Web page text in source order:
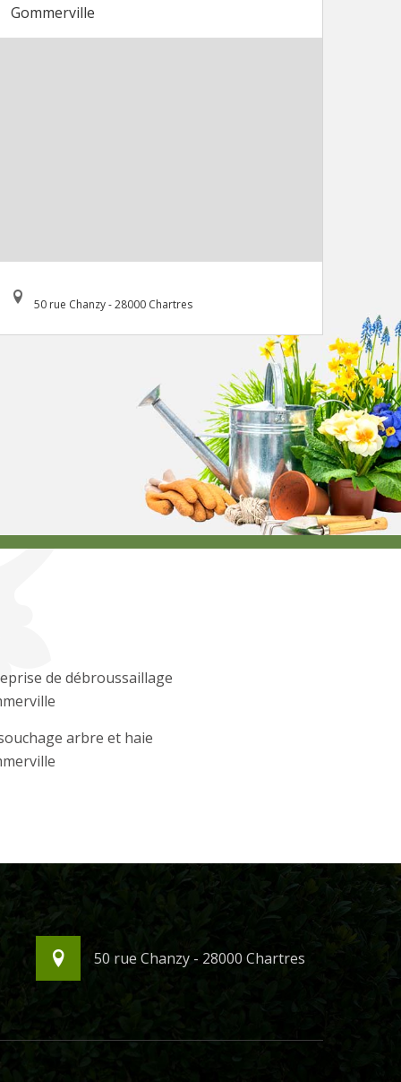
Gommerville
50 rue Chanzy - 28000 Chartres
de débroussaillage
arbre et haie
50 rue Chanzy - 28000 Chartres